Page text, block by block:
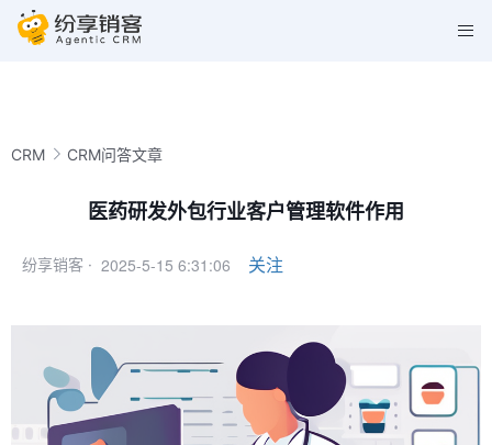
CRM CRM问答文章
医药研发外包行业客户管理软件作用
纷享销客 · 2025-5-15 6:31:06 关注